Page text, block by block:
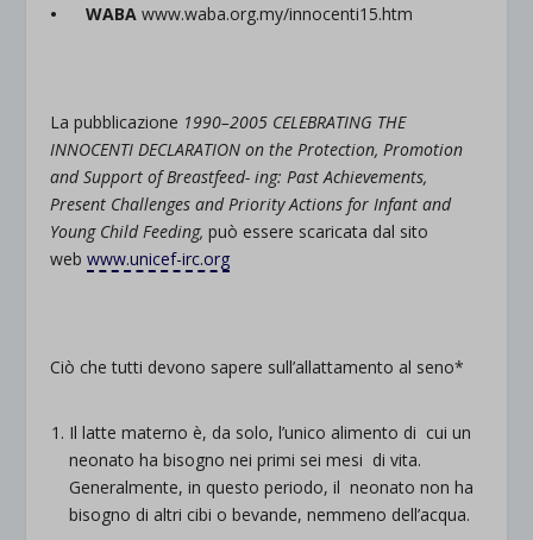
• WABA www.waba.org.my/innocenti15.htm
La pubblicazione 1990–2005 CELEBRATING THE
INNOCENTI DECLARATION on the Protection, Promotion
and Support of Breastfeed- ing: Past Achievements,
Present Challenges and Priority Actions for Infant and
Young Child Feeding,può essere scaricata dal sito
webwww.unicef-irc.org
Ciò che tutti devono sapere sull’allattamento al seno*
Il latte materno è, da solo, l’unico alimento di cui un
neonato ha bisogno nei primi sei mesi di vita.
Generalmente, in questo periodo, il neonato non ha
bisogno di altri cibi o bevande, nemmeno dell’acqua.